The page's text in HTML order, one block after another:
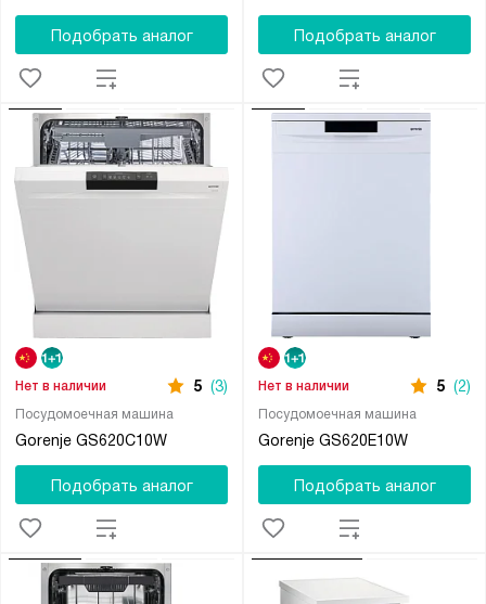
Подобрать аналог Подобрать аналог
Посудомоечная машина
Gorenje GS620C10W
Нет в наличии 5 (3)
Подобрать аналог
Посудомоечная машина
Gorenje GS620E10W
Нет в наличии 5 (2)
Подобрать аналог